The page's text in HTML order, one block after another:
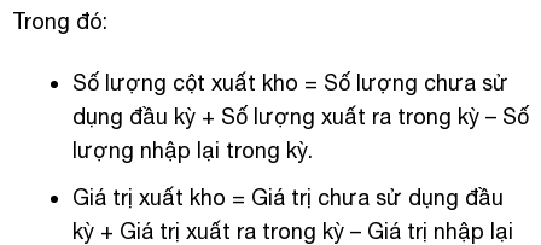
Trong đó:
Số lượng cột xuất kho = Số lượng chưa sử
dụng đầu kỳ + Số lượng xuất ra trong kỳ – Số
lượng nhập lại trong kỳ.
Giá trị xuất kho = Giá trị chưa sử dụng đầu
kỳ + Giá trị xuất ra trong kỳ – Giá trị nhập lại